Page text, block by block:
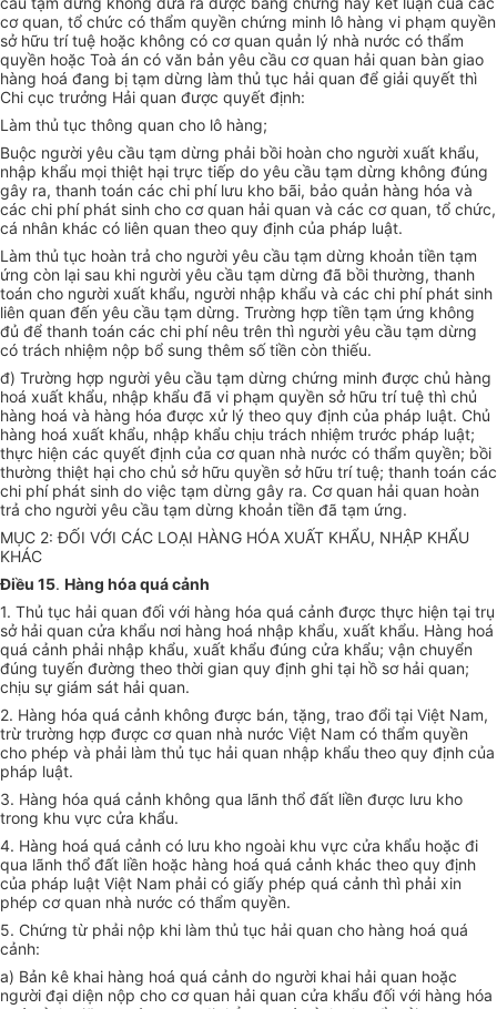
cơ quan, tổ chức có thẩm quyền chứng minh lô hàng vi phạm quyền
sở hữu trí tuệ hoặc không có cơ quan quản lý nhà nước có thẩm
quyền hoặc Toà án có văn bản yêu cầu cơ quan hải quan bàn giao
hàng hoá đang bị tạm dừng làm thủ tục hải quan để giải quyết thì
Chi cục trưởng Hải quan được quyết định:
Làm thủ tục thông quan cho lô hàng;
Buộc người yêu cầu tạm dừng phải bồi hoàn cho người xuất khẩu,
nhập khẩu mọi thiệt hại trực tiếp do yêu cầu tạm dừng không đúng
gây ra, thanh toán các chi phí lưu kho bãi, bảo quản hàng hóa và
các chi phí phát sinh cho cơ quan hải quan và các cơ quan, tổ chức,
cá nhân khác có liên quan theo quy định của pháp luật.
Làm thủ tục hoàn trả cho người yêu cầu tạm dừng khoản tiền tạm
ứng còn lại sau khi người yêu cầu tạm dừng đã bồi thường, thanh
toán cho người xuất khẩu, người nhập khẩu và các chi phí phát sinh
liên quan đến yêu cầu tạm dừng. Trường hợp tiền tạm ứng không
đủ để thanh toán các chi phí nêu trên thì người yêu cầu tạm dừng
có trách nhiệm nộp bổ sung thêm số tiền còn thiếu.
đ) Trường hợp người yêu cầu tạm dừng chứng minh được chủ hàng
hoá xuất khẩu, nhập khẩu đã vi phạm quyền sở hữu trí tuệ thì chủ
hàng hoá và hàng hóa được xử lý theo quy định của pháp luật. Chủ
hàng hoá xuất khẩu, nhập khẩu chịu trách nhiệm trước pháp luật;
thực hiện các quyết định của cơ quan nhà nước có thẩm quyền; bồi
thường thiệt hại cho chủ sở hữu quyền sở hữu trí tuệ; thanh toán các
chi phí phát sinh do việc tạm dừng gây ra. Cơ quan hải quan hoàn
trả cho người yêu cầu tạm dừng khoản tiền đã tạm ứng.
MỤC 2: ĐỐI VỚI CÁC LOẠI HÀNG HÓA XUẤT KHẨU, NHẬP KHẨU
KHÁC
Điều 15. Hàng hóa quá cảnh
1. Thủ tục hải quan đối với hàng hóa quá cảnh được thực hiện tại trụ
sở hải quan cửa khẩu nơi hàng hoá nhập khẩu, xuất khẩu. Hàng hoá
quá cảnh phải nhập khẩu, xuất khẩu đúng cửa khẩu; vận chuyển
đúng tuyến đường theo thời gian quy định ghi tại hồ sơ hải quan;
chịu sự giám sát hải quan.
2. Hàng hóa quá cảnh không được bán, tặng, trao đổi tại Việt Nam,
trừ trường hợp được cơ quan nhà nước Việt Nam có thẩm quyền
cho phép và phải làm thủ tục hải quan nhập khẩu theo quy định của
pháp luật.
3. Hàng hóa quá cảnh không qua lãnh thổ đất liền được lưu kho
trong khu vực cửa khẩu.
4. Hàng hoá quá cảnh có lưu kho ngoài khu vực cửa khẩu hoặc đi
qua lãnh thổ đất liền hoặc hàng hoá quá cảnh khác theo quy định
của pháp luật Việt Nam phải có giấy phép quá cảnh thì phải xin
phép cơ quan nhà nước có thẩm quyền.
5. Chứng từ phải nộp khi làm thủ tục hải quan cho hàng hoá quá
cảnh:
a) Bản kê khai hàng hoá quá cảnh do người khai hải quan hoặc
người đại diện nộp cho cơ quan hải quan cửa khẩu đối với hàng hóa